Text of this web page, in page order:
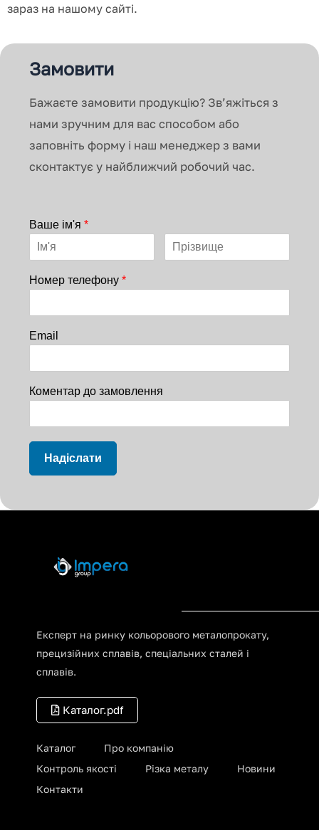
зараз на нашому сайті.
Замовити
Бажаєте замовити продукцію? Зв’яжіться з
нами зручним для вас способом або
заповніть форму і наш менеджер з вами
сконтактує у найближчий робочий час.
Ваше ім'я*
Номер телефону*
Email
Коментар до замовлення
Надіслати
Експерт на ринку кольорового металопрокату,
прецизійних сплавів, спеціальних сталей і
сплавів.
Каталог.pdf
Каталог
Про компанію
Контроль якості
Різка металу
Новини
Контакти